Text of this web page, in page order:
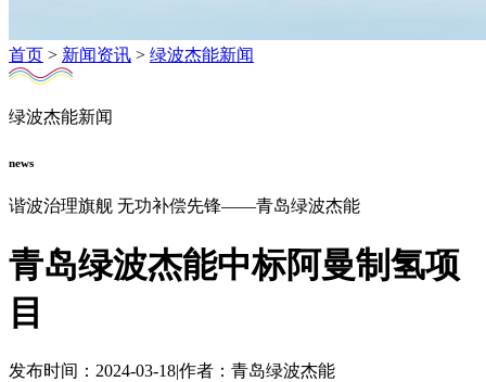
首页 > 新闻资讯 > 绿波杰能新闻
绿波杰能新闻
news
谐波治理旗舰 无功补偿先锋——青岛绿波杰能
青岛绿波杰能中标阿曼制氢项
目
发布时间：2024-03-18|作者：青岛绿波杰能